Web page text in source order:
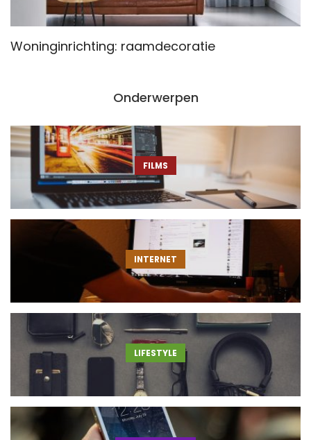
Woninginrichting: raamdecoratie
Onderwerpen
FILMS
INTERNET
LIFESTYLE